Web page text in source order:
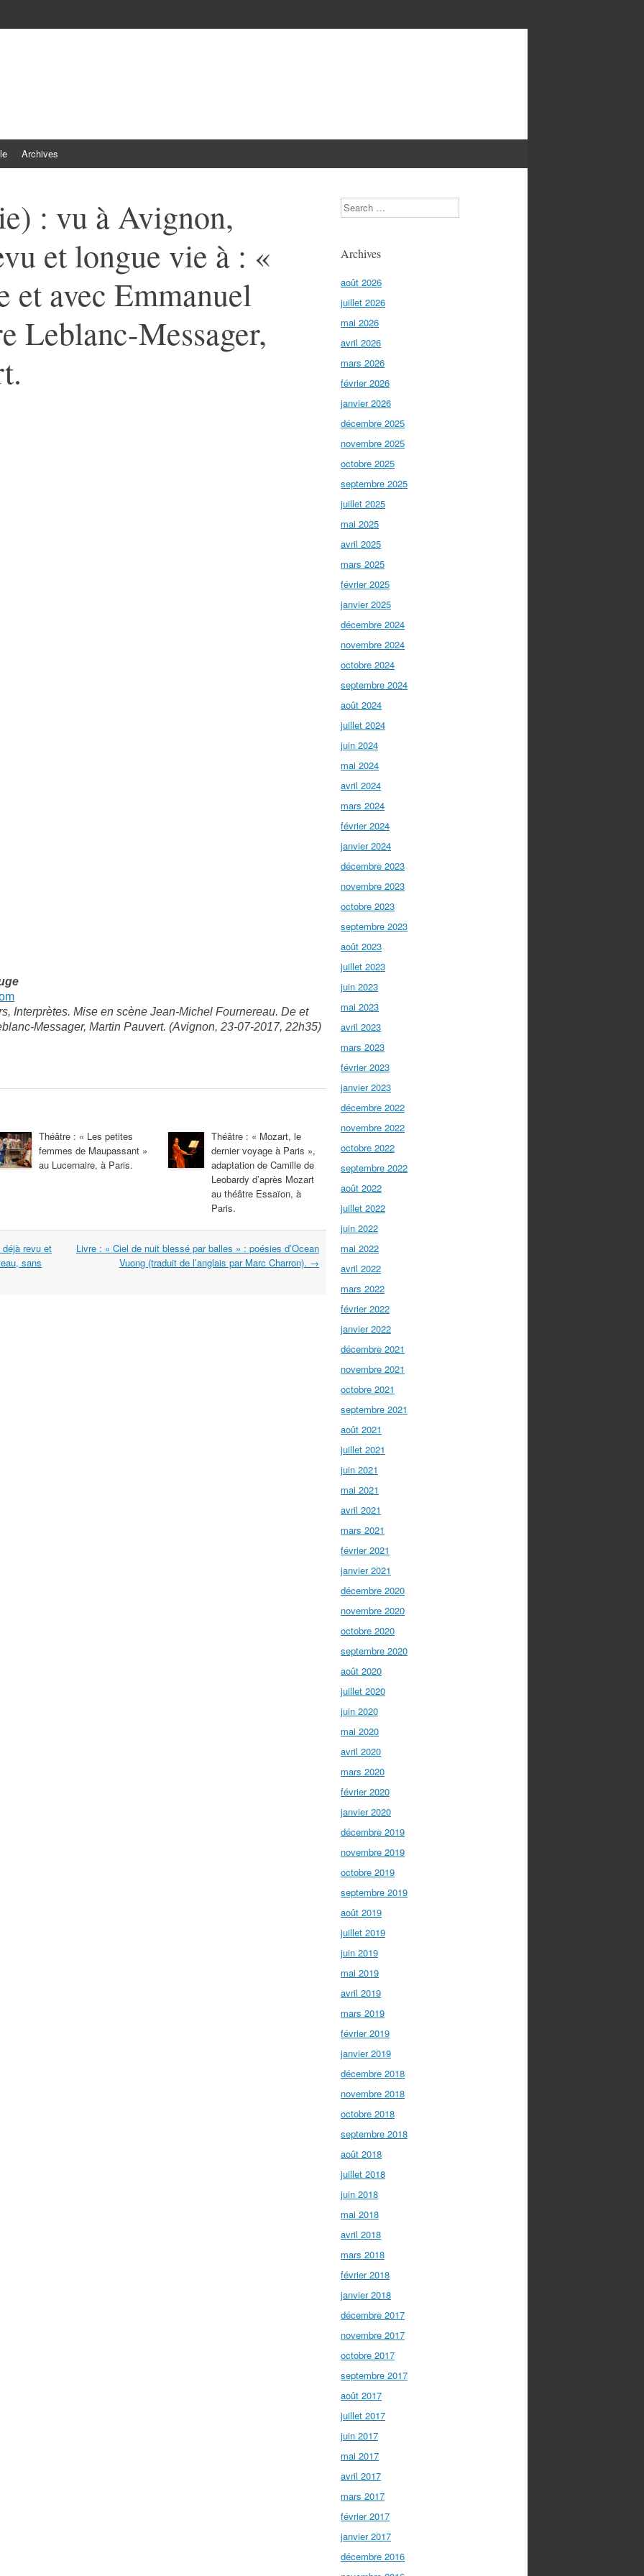
Archives
: vu à Avignon,
et longue vie à : «
et avec Emmanuel
Leblanc-Messager,
Interprètes. Mise en scène Jean-Michel Fournereau. De et
Messager, Martin Pauvert. (Avignon, 23-07-2017, 22h35)
Théâtre : « Les petites
femmes de Maupassant »
au Lucernaire, à Paris.
Théâtre : « Mozart, le
dernier voyage à Paris »,
adaptation de Camille de
Leobardy d’après Mozart
au théâtre Essaïon, à
Paris.
revu et
sans
Livre : « Ciel de nuit blessé par balles » : poésies d’Ocean
Vuong (traduit de l’anglais par Marc Charron). →
Search
Archives
août 2026
juillet 2026
mai 2026
avril 2026
mars 2026
février 2026
janvier 2026
décembre 2025
novembre 2025
octobre 2025
septembre 2025
juillet 2025
mai 2025
avril 2025
mars 2025
février 2025
janvier 2025
décembre 2024
novembre 2024
octobre 2024
septembre 2024
août 2024
juillet 2024
juin 2024
mai 2024
avril 2024
mars 2024
février 2024
janvier 2024
décembre 2023
novembre 2023
octobre 2023
septembre 2023
août 2023
juillet 2023
juin 2023
mai 2023
avril 2023
mars 2023
février 2023
janvier 2023
décembre 2022
novembre 2022
octobre 2022
septembre 2022
août 2022
juillet 2022
juin 2022
mai 2022
avril 2022
mars 2022
février 2022
janvier 2022
décembre 2021
novembre 2021
octobre 2021
septembre 2021
août 2021
juillet 2021
juin 2021
mai 2021
avril 2021
mars 2021
février 2021
janvier 2021
décembre 2020
novembre 2020
octobre 2020
septembre 2020
août 2020
juillet 2020
juin 2020
mai 2020
avril 2020
mars 2020
février 2020
janvier 2020
décembre 2019
novembre 2019
octobre 2019
septembre 2019
août 2019
juillet 2019
juin 2019
mai 2019
avril 2019
mars 2019
février 2019
janvier 2019
décembre 2018
novembre 2018
octobre 2018
septembre 2018
août 2018
juillet 2018
juin 2018
mai 2018
avril 2018
mars 2018
février 2018
janvier 2018
décembre 2017
novembre 2017
octobre 2017
septembre 2017
août 2017
juillet 2017
juin 2017
mai 2017
avril 2017
mars 2017
février 2017
janvier 2017
décembre 2016